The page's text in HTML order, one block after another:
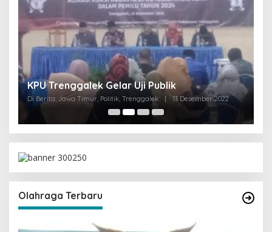
KPU Trenggalek Gelar Uji Publik
Di Berita, Jawa Timur, Politik, Trenggalek 13 Desember 2022
Olahraga Terbaru